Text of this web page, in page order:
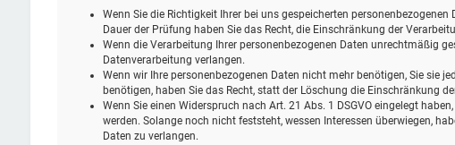
Wenn Sie die Richtigkeit Ihrer bei uns gespeicherten
Dauer der Prüfung haben Sie das Recht, die Einschränkung der
Wenn die Verarbeitung Ihrer personenbezogenen Daten unrechtmäßig
Datenverarbeitung verlangen.
Wenn wir Ihre personenbezogenen Daten nicht mehr benötigen, Sie sie
benötigen, haben Sie das Recht, statt der Löschung die Einschränkung
Wenn Sie einen Widerspruch nach Art. 21 Abs. 1 DSGVO eingelegt
werden. Solange noch nicht feststeht, wessen Interessen überwiegen,
Daten zu verlangen.